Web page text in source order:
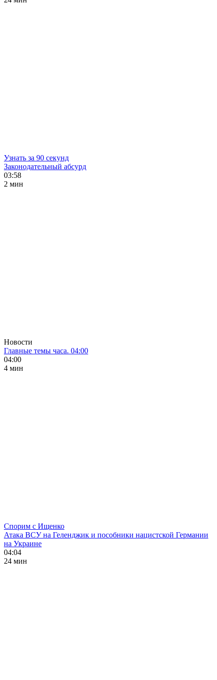
Узнать за 90 секунд
Законодательный абсурд
03:58
2 мин
Новости
Главные темы часа. 04:00
04:00
4 мин
Спорим с Ищенко
Атака ВСУ на Геленджик и пособники нацистской Германии
на Украине
04:04
24 мин